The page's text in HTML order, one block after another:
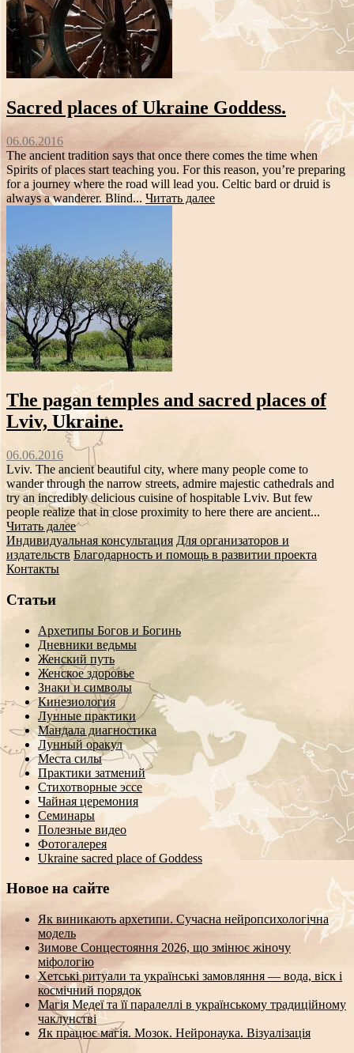
Sacred places of Ukraine Goddess.
06.06.2016
The ancient tradition says that once there comes the time when
Spirits of places start teaching you. For this reason, you’re preparing
for a journey where the road will lead you. Celtic bard or druid is
always a wanderer. Blind... Читать далее
The pagan temples and sacred places of
Lviv, Ukraine.
06.06.2016
Lviv. The ancient beautiful city, where many people come to
wander through the narrow streets, admire majestic cathedrals and
try an incredibly delicious cuisine of hospitable Lviv. But few
people realize that in close proximity to here there are ancient...
Читать далее
Индивидуальная консультация Для организаторов и
издательств Благодарность и помощь в развитии проекта
Контакты
Статьи
Архетипы Богов и Богинь
Дневники ведьмы
Женский путь
Женское здоровье
Знаки и символы
Кинезиология
Лунные практики
Мандала диагностика
Лунный оракул
Места силы
Практики затмений
Стихотворные эссе
Чайная церемония
Семинары
Полезные видео
Фотогалерея
Ukraine sacred place of Goddess
Новое на сайте
Як виникають архетипи. Сучасна нейропсихологічна
модель
Зимове Сонцестояння 2026, що змінює жіночу
міфологію
Хетські ритуали та українські замовляння — вода, віск і
космічний порядок
Магія Медеї та її паралеллі в українському традиційному
чаклунстві
Як працює магія. Мозок. Нейронаука. Візуалізація